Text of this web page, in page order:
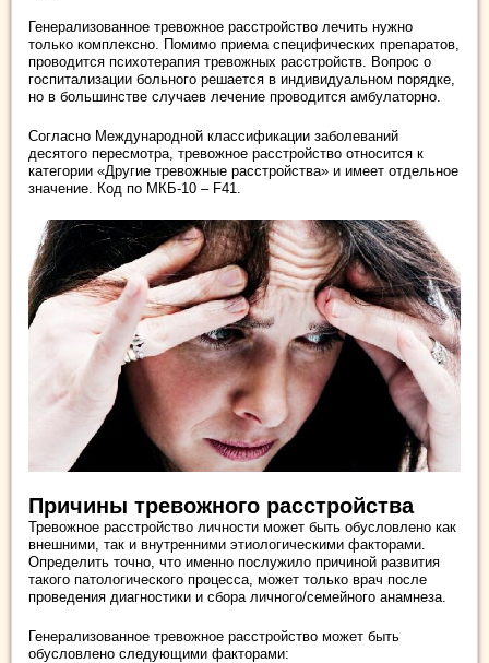
Генерализованное тревожное расстройство лечить нужно
только комплексно. Помимо приема специфических препаратов,
проводится психотерапия тревожных расстройств. Вопрос о
госпитализации больного решается в индивидуальном порядке,
но в большинстве случаев лечение проводится амбулаторно.
Согласно Международной классификации заболеваний
десятого пересмотра, тревожное расстройство относится к
категории «Другие тревожные расстройства» и имеет отдельное
значение. Код по МКБ-10 – F41.
Причины тревожного расстройства
Тревожное расстройство личности может быть обусловлено как
внешними, так и внутренними этиологическими факторами.
Определить точно, что именно послужило причиной развития
такого патологического процесса, может только врач после
проведения диагностики и сбора личного/семейного анамнеза.
Генерализованное тревожное расстройство может быть
обусловлено следующими факторами: